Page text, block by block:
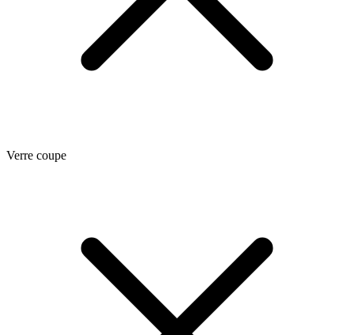
Verre coupe